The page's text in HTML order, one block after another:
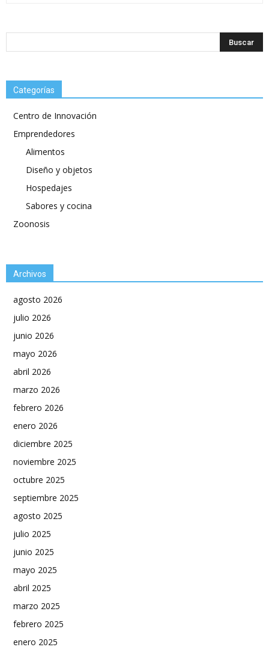
Categorías
Centro de Innovación
Emprendedores
Alimentos
Diseño y objetos
Hospedajes
Sabores y cocina
Zoonosis
Archivos
agosto 2026
julio 2026
junio 2026
mayo 2026
abril 2026
marzo 2026
febrero 2026
enero 2026
diciembre 2025
noviembre 2025
octubre 2025
septiembre 2025
agosto 2025
julio 2025
junio 2025
mayo 2025
abril 2025
marzo 2025
febrero 2025
enero 2025